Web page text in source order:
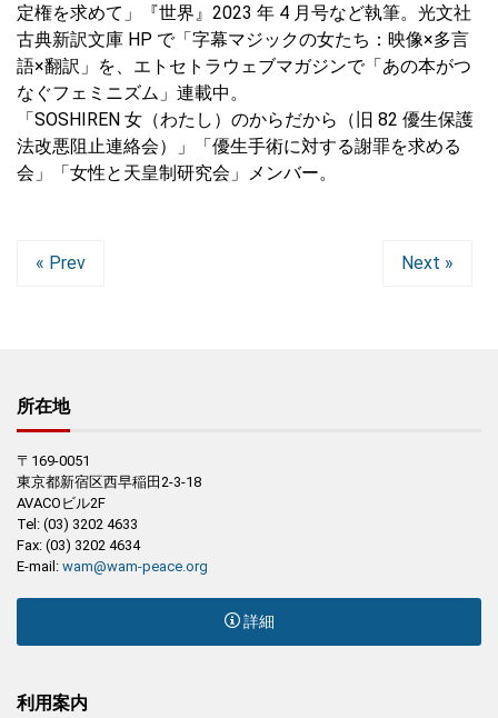
定権を求めて」『世界』2023 年 4 月号など執筆。光文社
古典新訳文庫 HP で「字幕マジックの女たち：映像×多言
語×翻訳」を、エトセトラウェブマガジンで「あの本がつ
なぐフェミニズム」連載中。
「SOSHIREN 女（わたし）のからだから（旧 82 優生保護
法改悪阻止連絡会）」「優生手術に対する謝罪を求める
会」「女性と天皇制研究会」メンバー。
« Prev Next »
所在地
〒169-0051
東京都新宿区西早稲田2-3-18
AVACOビル2F
Tel: (03) 3202 4633
Fax: (03) 3202 4634
E-mail: wam@wam-peace.org
詳細
利用案内